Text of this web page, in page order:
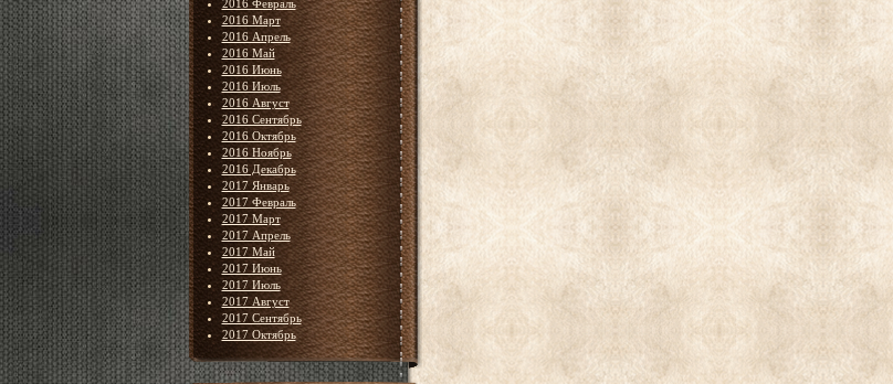
2016 Февраль
2016 Март
2016 Апрель
2016 Май
2016 Июнь
2016 Июль
2016 Август
2016 Сентябрь
2016 Октябрь
2016 Ноябрь
2016 Декабрь
2017 Январь
2017 Февраль
2017 Март
2017 Апрель
2017 Май
2017 Июнь
2017 Июль
2017 Август
2017 Сентябрь
2017 Октябрь